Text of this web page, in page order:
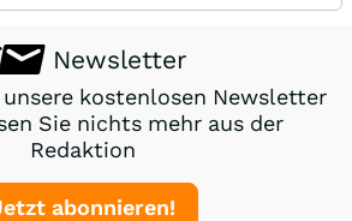
Newsletter
kostenlosen Newsletter
Sie nichts mehr aus der
Redaktion
abonnieren!